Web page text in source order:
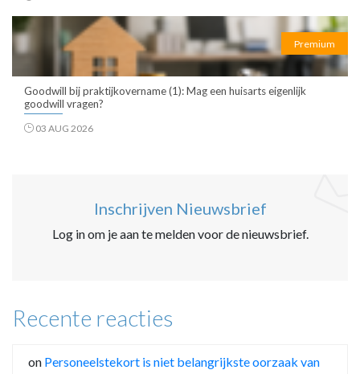
Premium
Goodwill bij praktijkovername (1): Mag een huisarts eigenlijk
goodwill vragen?
03 AUG 2026
Inschrijven Nieuwsbrief
Log in om je aan te melden voor de nieuwsbrief.
Recente reacties
on Personeelstekort is niet belangrijkste oorzaak van